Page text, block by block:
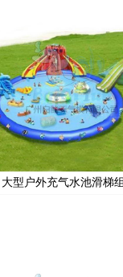
大型户外充气水池滑梯